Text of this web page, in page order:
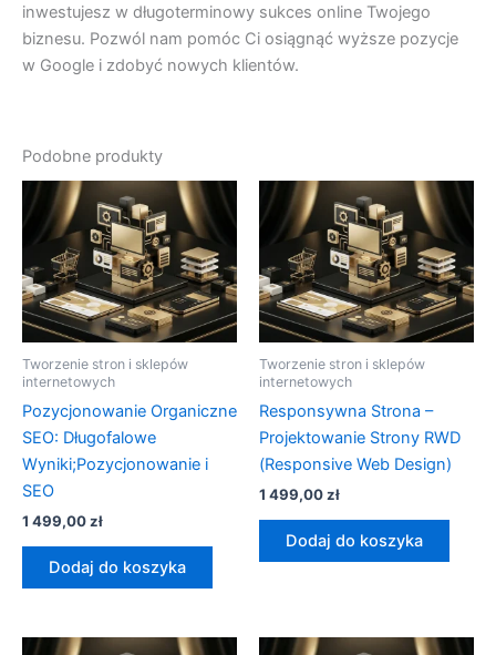
inwestujesz w długoterminowy sukces online Twojego
biznesu. Pozwól nam pomóc Ci osiągnąć wyższe pozycje
w Google i zdobyć nowych klientów.
Podobne produkty
Tworzenie stron i sklepów
internetowych
Pozycjonowanie Organiczne
SEO: Długofalowe
Wyniki;Pozycjonowanie i
SEO
1 499,00zł
Dodaj do koszyka
Tworzenie stron i sklepów
internetowych
Responsywna Strona –
Projektowanie Strony RWD
(Responsive Web Design)
1 499,00zł
Dodaj do koszyka